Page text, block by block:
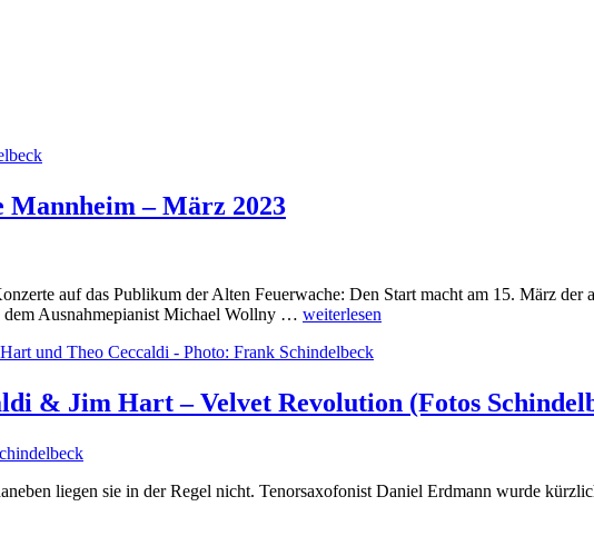
Mannheim – März 2023
auf das Publikum der Alten Feuerwache: Den Start macht am 15. März
dem Ausnahmepianist Michael Wollny … weiterlesen
& Jim Hart – Velvet Revolution (Fotos
liegen sie in der Regel nicht. Tenorsaxofonist Daniel Erdmann wurde